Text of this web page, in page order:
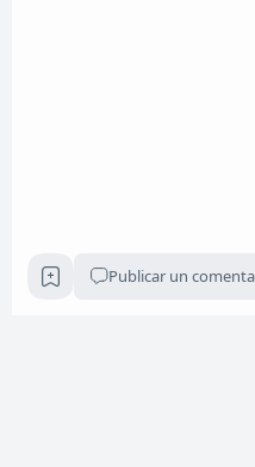
Publicar un